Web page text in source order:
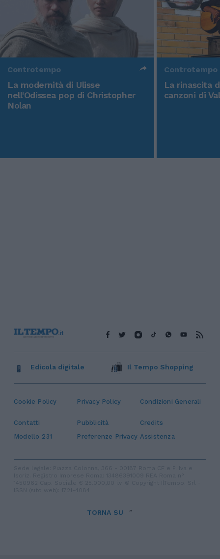
Controtempo
La modernità di Ulisse
nell'Odissea pop di Christopher
Nolan
Controtempo
La rinascita
canzoni di
Cookie Policy Privacy Policy Condizioni Generali
Contatti Pubblicità
Credits
Modello 231
Preferenze Privacy Assistenza
Edicola digitale Il Tempo Shopping
TORNA SU